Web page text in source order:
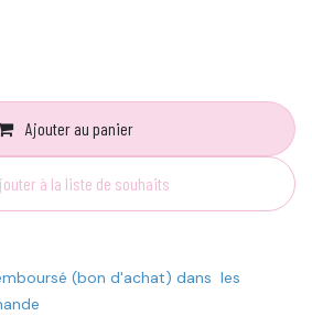
Ajouter au panier
à la liste de souhaits
(bon d'achat) dans les